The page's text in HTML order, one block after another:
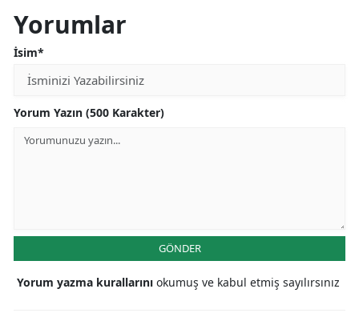
Yorumlar
İsim*
Yorum Yazın (500 Karakter)
GÖNDER
Yorum yazma kurallarını okumuş ve kabul etmiş sayılırsınız